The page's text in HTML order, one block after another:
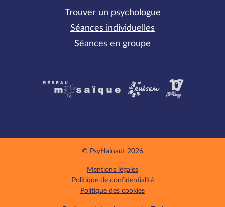
Trouver un psychologue
Séances individuelles
Séances en groupe
Partenaires
© PsyHainaut 2026
Mentions légales
Politique de confidentialité
Politique des cookies